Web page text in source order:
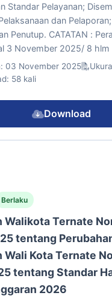
Standar Pelayanan;
dan
: Peraturan berlaku
3 November 2025/ 8 hlm
03 November 2025
58 kali
Download
Berlaku
Walikota Ternate
tentang
Wali Kota Ternate
tentang Standar
2026